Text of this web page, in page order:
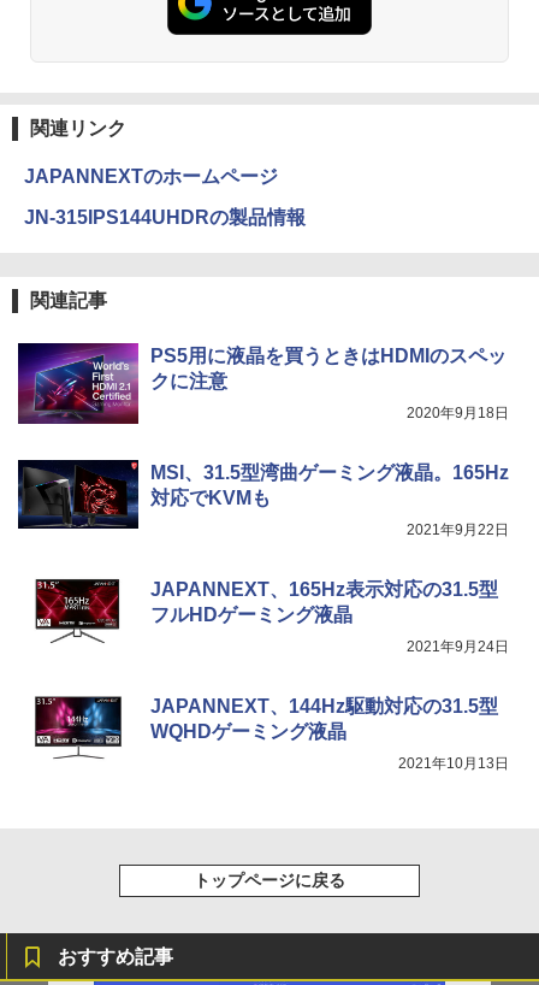
関連リンク
JAPANNEXTのホームページ
JN-315IPS144UHDRの製品情報
関連記事
PS5用に液晶を買うときはHDMIのスペッ
クに注意
2020年9月18日
MSI、31.5型湾曲ゲーミング液晶。165Hz
対応でKVMも
2021年9月22日
JAPANNEXT、165Hz表示対応の31.5型
フルHDゲーミング液晶
2021年9月24日
JAPANNEXT、144Hz駆動対応の31.5型
WQHDゲーミング液晶
2021年10月13日
トップページに戻る
おすすめ記事